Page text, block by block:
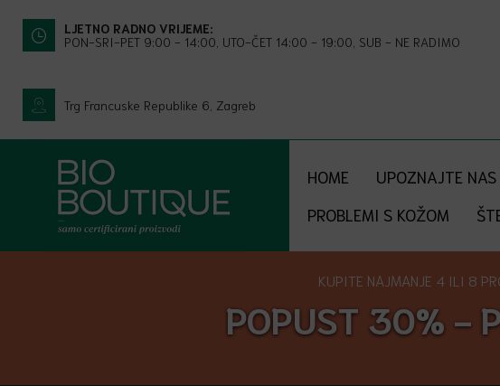
LJETNO RADNO VRIJEME:
PON-SRI-PET 9:00 - 14:00, UTO-ČET 14:00 - 19:00, SUB - NE RADIMO
Trg Francuske Republike 6, Zagreb
HOME UPOZNAJTE NAS
PROBLEMI S KOŽOM
KUPITE NAJMANJE 4 ILI 8
POPUST 30% -